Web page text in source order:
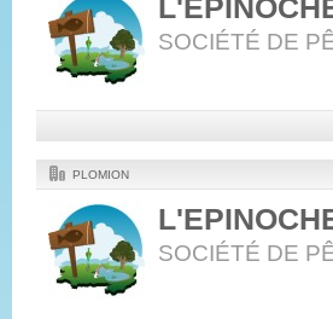
SOCIÉTÉ DE
PLOMION
SOCIÉTÉ DE